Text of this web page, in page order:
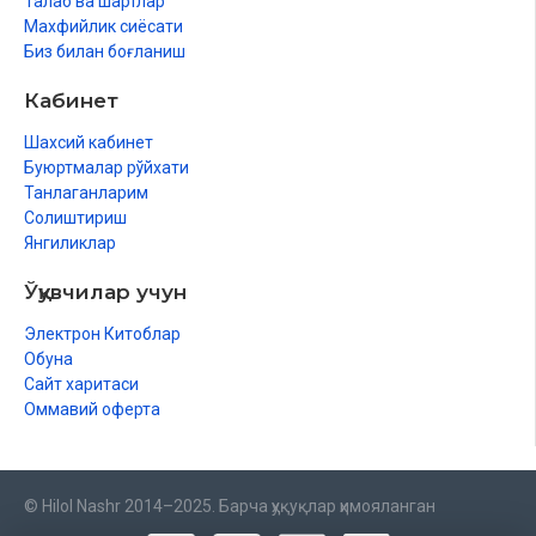
Ilk alifbomiz
Yoʻq boʻlib ketgan davlat
Oʻzbekistonning yangi dengizi
Махфийлик сиёсати
Биз билан боғланиш
Кабинет
Шахсий кабинет
Буюртмалар рўйхати
Танлаганларим
Солиштириш
Янгиликлар
Ўқувчилар учун
Электрон Китоблар
Обуна
Сайт харитаси
Оммавий оферта
© Hilol Nashr 2014–2025. Барча ҳуқуқлар ҳимояланган